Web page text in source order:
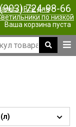
724-98-66
Ваша корзина пуста